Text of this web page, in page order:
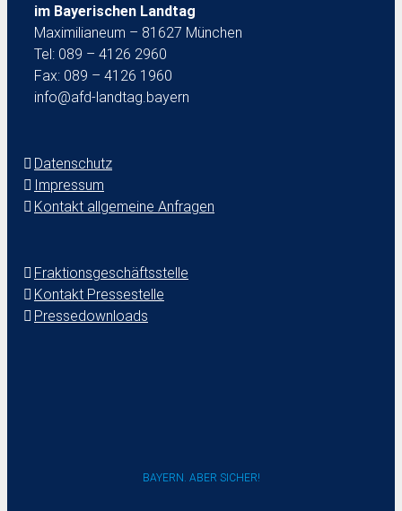
im Bayerischen Landtag
Maximilianeum – 81627 München
Tel: 089 – 4126 2960
Fax: 089 – 4126 1960
info@afd-landtag.bayern
Datenschutz
Impressum
Kontakt allgemeine Anfragen
Fraktionsgeschäftsstelle
Kontakt Pressestelle
Pressedownloads
BAYERN. ABER SICHER!